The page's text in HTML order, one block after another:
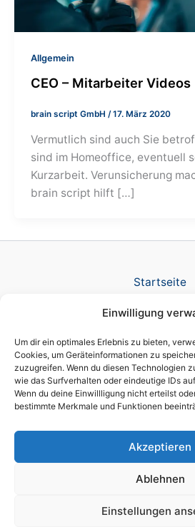
Einwilligung
Um dir ein optimales Erlebnis zu bieten,
Cookies, um Geräteinformationen zu
zuzugreifen. Wenn du diesen Technologien
wie das Surfverhalten oder eindeutige IDs
Wenn du deine Einwillligung nicht erteilst
bestimmte Merkmale und Funktionen
Akzeptieren
Ablehnen
Einstellungen
Allgemein
CEO – Mitarbeiter Videos
brain script GmbH/17. März 2020
Vermutlich sind auch Sie
sind im Homeoffice, eventuell
Kurzarbeit. Verunsicherung
brain script hilft […]
Startseite
TV
News
Referenzen
Awards
Company
Datenschutz
Impressum